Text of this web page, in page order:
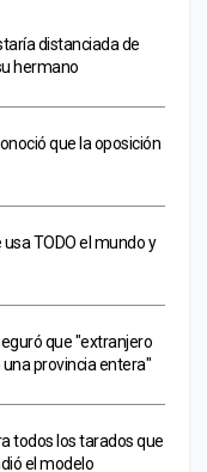
distanciada de
hermano
que la oposición
TODO el mundo y
que "extranjero
provincia entera"
todos los tarados que
el modelo